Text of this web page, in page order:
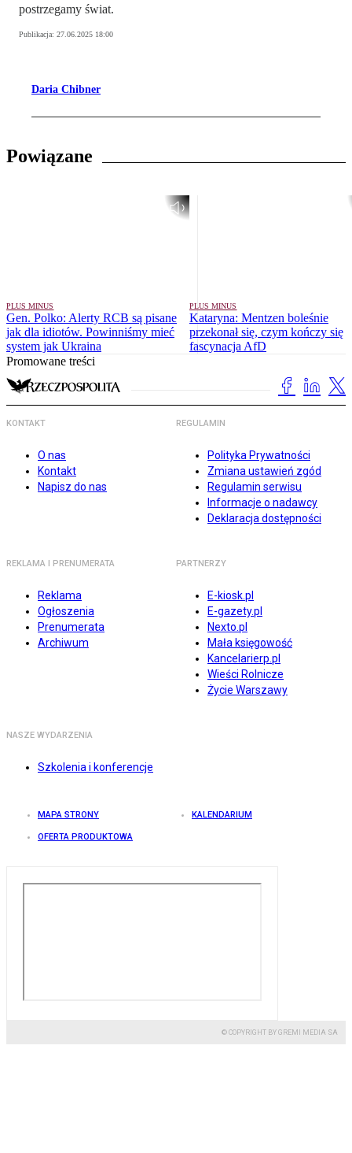
postrzegamy świat.
Publikacja: 27.06.2025 18:00
Daria Chibner
Powiązane
PLUS MINUS
Gen. Polko: Alerty RCB są pisane
jak dla idiotów. Powinniśmy mieć
system jak Ukraina
PLUS MINUS
Kataryna: Mentzen boleśnie
przekonał się, czym kończy się
fascynacja AfD
Promowane treści
KONTAKT
O nas
Kontakt
Napisz do nas
REGULAMIN
Polityka Prywatności
Zmiana ustawień zgód
Regulamin serwisu
Informacje o nadawcy
Deklaracja dostępności
REKLAMA I PRENUMERATA
Reklama
Ogłoszenia
Prenumerata
Archiwum
PARTNERZY
E-kiosk.pl
E-gazety.pl
Nexto.pl
Mała księgowość
Kancelarierp.pl
Wieści Rolnicze
Życie Warszawy
NASZE WYDARZENIA
Szkolenia i konferencje
MAPA STRONY KALENDARIUM
OFERTA PRODUKTOWA
© COPYRIGHT BY GREMI MEDIA SA